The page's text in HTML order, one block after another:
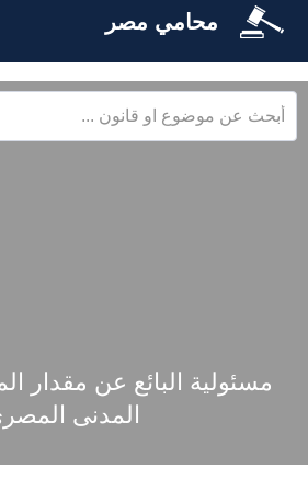
محامي مصر
مسئولية البائع عن مقدار
المدنى